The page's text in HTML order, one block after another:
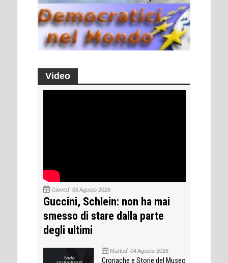
Video
Giovedì 06 Agosto 2026
Guccini, Schlein: non ha mai
smesso di stare dalla parte
degli ultimi
Martedì 04 Agosto 2026
Cronache e Storie del Museo